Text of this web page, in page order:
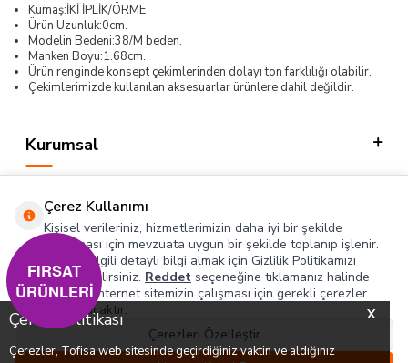
X
Çerez Politikası
Çerezler, Tofisa web sitesinde geçirdiğiniz vaktin ve aldığınız
0
Kumaş:İKİ İPLİK/ÖRME
Ürün Uzunluk:0cm.
Modelin Bedeni:38/M beden.
Manken Boyu:1.68cm.
Ürün renginde konsept çekimlerinden dolayı ton farklılığı olabilir.
Çekimlerimizde kullanılan aksesuarlar ürünlere dahil değildir.
Kurumsal
Hızlı Erişim
Sosyal
Adres & İletişim
Çerez Kullanımı
Kişisel verileriniz, hizmetlerimizin daha iyi bir şekilde
sunulması için mevzuata uygun bir şekilde toplanıp işlenir.
Konuyla ilgili detaylı bilgi almak için Gizlilik Politikamızı
inceleyebilirsiniz. Reddet seçeneğine tıklamanız halinde
yalnızca internet sitemizin çalışması için gerekli çerezler
kullanılacaktır.
Çerezleri Özelleştir
FIRSAT
ÜRÜNLERİ